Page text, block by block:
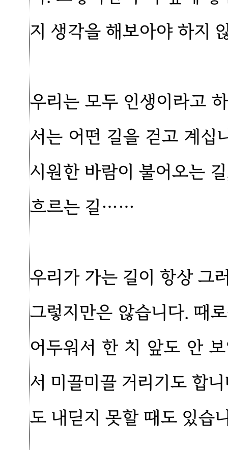
지 생각을 해보아야 하지
우리는 모두 인생이라고
서는 어떤 길을 걷고 계십
시원한 바람이 불어오는
흐르는 길……
우리가 가는 길이 항상 그
그렇지만은 않습니다. 때
어두워서 한 치 앞도 안
서 미끌미끌 거리기도 합
도 내딛지 못할 때도 있습